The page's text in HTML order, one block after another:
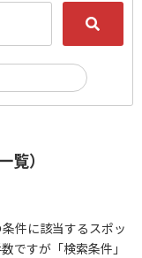
）
件に該当するスポッ
ですが「検索条件」